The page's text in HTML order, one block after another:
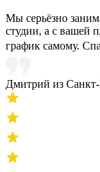
Мы серьёзно
студии, а с вашей
график самому.
Дмитрий из Санкт-